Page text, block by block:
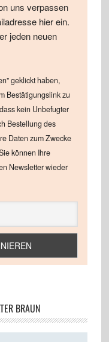
uns verpassen
hier ein.
jeden neuen
geklickt haben,
Bestätigungslink zu
kein Unbefugter
Bestellung des
Daten zum Zwecke
können Ihre
Newsletter wieder
BRAUN